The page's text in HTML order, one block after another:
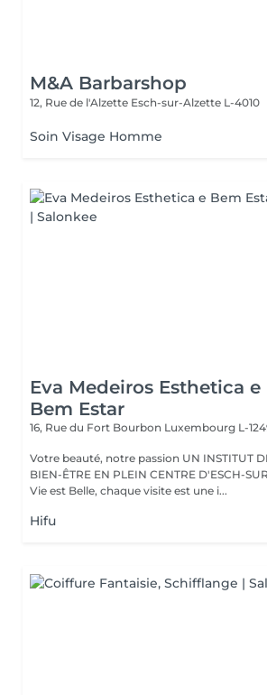
M&A Barbarshop
12, Rue de l'Alzette Esch-sur-Alzette L-4010
Soin Visage Homme
Eva Medeiros Esthetica e
Bem Estar
16, Rue du Fort Bourbon Luxembourg L-
Votre beauté, notre passion UN INSTITUT DE BEAUTÉ ET DE
BIEN-ÊTRE EN PLEIN CENTRE D'ESCH-SUR-
Vie est Belle, chaque visite est une i...
Hifu